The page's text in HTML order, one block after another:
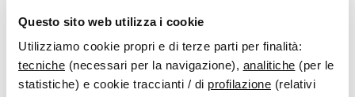
Questo sito web utilizza i cookie
Utilizziamo cookie propri e di terze parti per finalità:
tecniche (necessari per la navigazione), analitiche (per le
statistiche) e cookie traccianti / di profilazione (relativi
Opf net Farmacie Convenzionate
Società sportive e aziende
News
Video
Contatti